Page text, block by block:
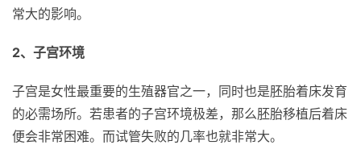
常大的影响。
2、子宫环境
子宫是女性最重要的生殖器官之一，同时也是胚胎着床发育
的必需场所。若患者的子宫环境极差，那么胚胎移植后着床
便会非常困难。而试管失败的几率也就非常大。